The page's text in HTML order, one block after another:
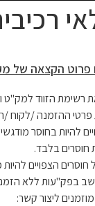
פרוט הקצאה של
רשימת הזווד
פרטי ההזמנה /לקוח
להיות בחוסר
חוסרים בלבד.
חוסרים הצפויים
בפק"עות ללא
ליצור קשר: